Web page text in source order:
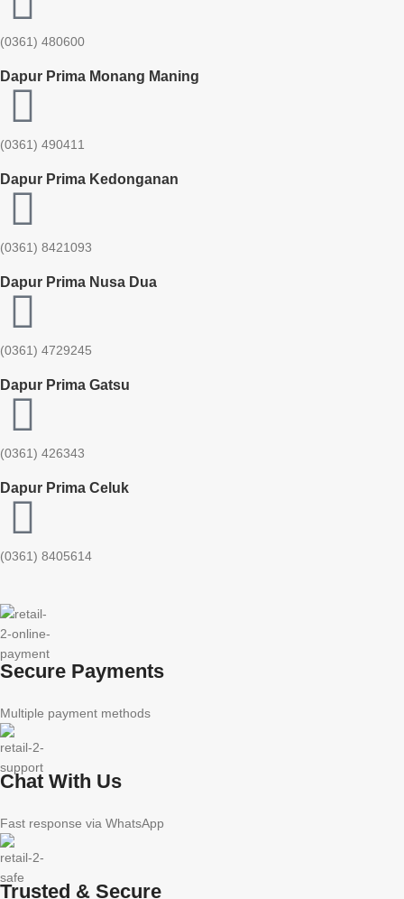
(0361) 480600
Dapur Prima Monang Maning
(0361) 490411​
Dapur Prima Kedonganan
(0361) 8421093
Dapur Prima Nusa Dua
(0361) 4729245
Dapur Prima Gatsu
(0361) 426343
Dapur Prima Celuk
(0361) 8405614
Secure Payments
Multiple payment methods
Chat With Us
Fast response via WhatsApp
Trusted & Secure